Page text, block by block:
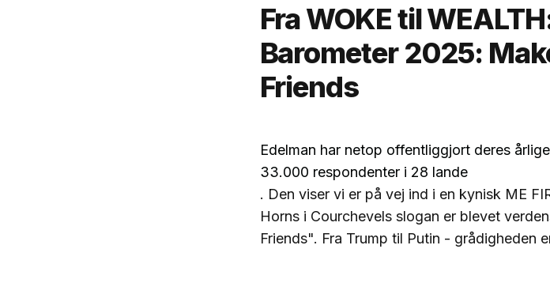
Fra WOKE til
Barometer 2025:
Friends
Edelman har netop offentliggjort deres
33.000 respondenter i 28 lande
. Den viser vi er på vej ind i en kynisk ME
Horns i Courchevels slogan er blevet
Friends". Fra Trump til Putin - grådigheden